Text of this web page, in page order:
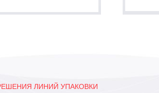
ЛИНИЙ УПАКОВКИ